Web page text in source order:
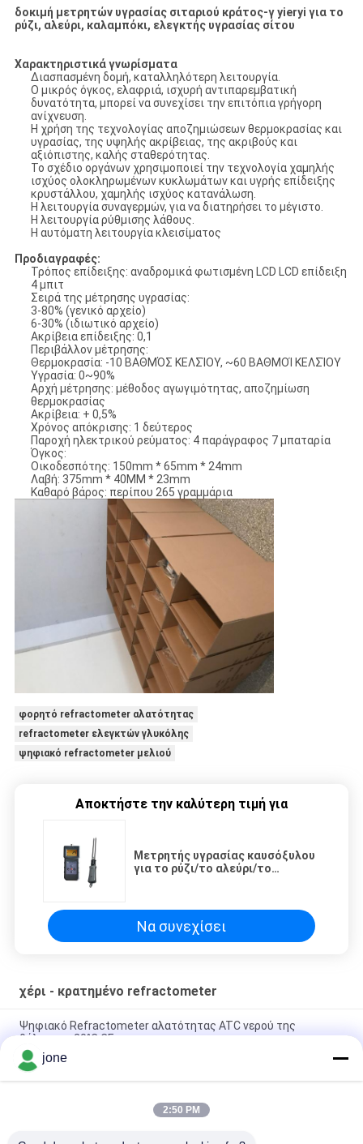
δοκιμή μετρητών υγρασίας σιταριού κράτος-γ yieryi για το
ρύζι, αλεύρι, καλαμπόκι, ελεγκτής υγρασίας σίτου
Χαρακτηριστικά γνωρίσματα
Διασπασμένη δομή, καταλληλότερη λειτουργία.
Ο μικρός όγκος, ελαφριά, ισχυρή αντιπαρεμβατική
δυνατότητα, μπορεί να συνεχίσει την επιτόπια γρήγορη
ανίχνευση.
Η χρήση της τεχνολογίας αποζημιώσεων θερμοκρασίας και
υγρασίας, της υψηλής ακρίβειας, της ακριβούς και
αξιόπιστης, καλής σταθερότητας.
Το σχέδιο οργάνων χρησιμοποιεί την τεχνολογία χαμηλής
ισχύος ολοκληρωμένων κυκλωμάτων και υγρής επίδειξης
κρυστάλλου, χαμηλής ισχύος κατανάλωση.
Η λειτουργία συναγερμών, για να διατηρήσει το μέγιστο.
Η λειτουργία ρύθμισης λάθους.
Η αυτόματη λειτουργία κλεισίματος
Προδιαγραφές:
Τρόπος επίδειξης: αναδρομικά φωτισμένη LCD LCD επίδειξη
4 μπιτ
Σειρά της μέτρησης υγρασίας:
3-80% (γενικό αρχείο)
6-30% (ιδιωτικό αρχείο)
Ακρίβεια επίδειξης: 0,1
Περιβάλλον μέτρησης:
Θερμοκρασία: -10 ΒΑΘΜΌΣ ΚΕΛΣΊΟΥ, ~60 ΒΑΘΜΟΊ ΚΕΛΣΊΟΥ
Υγρασία: 0~90%
Αρχή μέτρησης: μέθοδος αγωγιμότητας, αποζημίωση
θερμοκρασίας
Ακρίβεια: + 0,5%
Χρόνος απόκρισης: 1 δεύτερος
Παροχή ηλεκτρικού ρεύματος: 4 παράγραφος 7 μπαταρία
Όγκος:
Οικοδεσπότης: 150mm * 65mm * 24mm
Λαβή: 375mm * 40MM * 23mm
Καθαρό βάρος: περίπου 265 γραμμάρια
φορητό refractometer αλατότητας
refractometer ελεγκτών γλυκόλης
ψηφιακό refractometer μελιού
Αποκτήστε την καλύτερη τιμή για
Μετρητής υγρασίας καυσόξυλου
για το ρύζι/το αλεύρι/το
Να συνεχίσει
χέρι - κρατημένο refractometer
Ψηφιακό Refractometer αλατότητας ATC νερού της
θάλασσας 20°C CE
100ppt δώρο που συσκευάζει 2 1 Refractometer αλατότητας
ATC
Ψηφιακός μετρητής αλατότητας ATC ενυδρείων 1.070SG
jone
2:50 PM